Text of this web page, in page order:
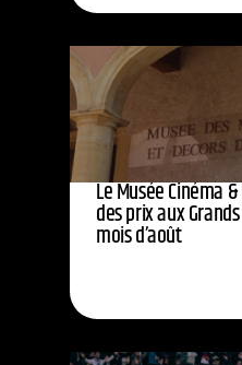
Le Musée Cinéma
des prix aux
mois d’août